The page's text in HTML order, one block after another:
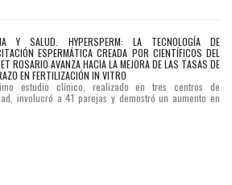
Y SALUD. HYPERSPERM: LA TECNOLOGÍA DE
ESPERMÁTICA CREADA POR CIENTÍFICOS DEL
ROSARIO AVANZA HACIA LA MEJORA DE LAS TASAS DE
EN FERTILIZACIÓN IN VITRO
estudio clínico, realizado en tres centros de
involucró a 41 parejas y demostró un aumento en